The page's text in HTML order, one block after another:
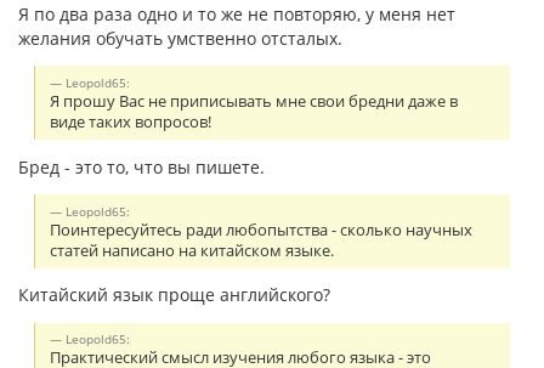
Я по два раза одно и то же не повторяю, у меня нет
желания обучать умственно отсталых.
Leopold65:
Я прошу Вас не приписывать мне свои бредни даже в
виде таких вопросов!
Бред - это то, что вы пишете.
Leopold65:
Поинтересуйтесь ради любопытства - сколько научных
статей написано на китайском языке.
Китайский язык проще английского?
Leopold65:
Практический смысл изучения любого языка - это